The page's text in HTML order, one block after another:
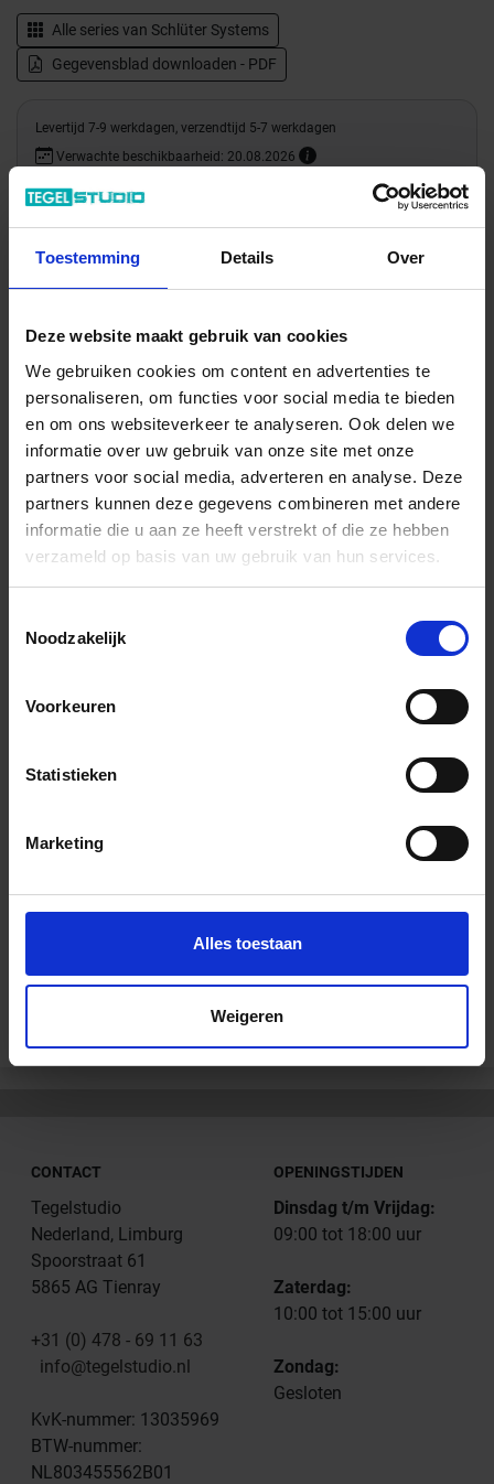
Toestemming Details Over
Deze website maakt gebruik van cookies
We gebruiken cookies om content en advertenties te
personaliseren, om functies voor social media te bieden
en om ons websiteverkeer te analyseren. Ook delen we
informatie over uw gebruik van onze site met onze
partners voor social media, adverteren en analyse. Deze
partners kunnen deze gegevens combineren met andere
informatie die u aan ze heeft verstrekt of die ze hebben
verzameld op basis van uw gebruik van hun services.
Noodzakelijk
Voorkeuren
Statistieken
Marketing
Alles toestaan
Weigeren
Alle series van Schlüter Systems
Gegevensblad downloaden - PDF
Levertijd 7-9 werkdagen, verzendtijd 5-7 werkdagen
Verwachte beschikbaarheid: 20.08.2026
Verzending via expeditie
38.81 € /Stuk
35,28 €
Totale prijs / geleverde hoeveelheid
35,28 €
Stuk
In het winkelmandje
Onze verkoopspecialisten staan graag voor je klaar:
+31 (0) 478 - 69 11 63 Productaanvraag
Andere Series van Schlüter Systems
CONTACT
Tegelstudio
Nederland, Limburg
Spoorstraat 61
5865 AG Tienray
+31 (0) 478 - 69 11 63
info@tegelstudio.nl
KvK-nummer: 13035969
BTW-nummer:
NL803455562B01
OPENINGSTIJDEN
Dinsdag t/m Vrijdag:
09:00 tot 18:00 uur
Zaterdag:
10:00 tot 15:00 uur
Zondag:
Gesloten